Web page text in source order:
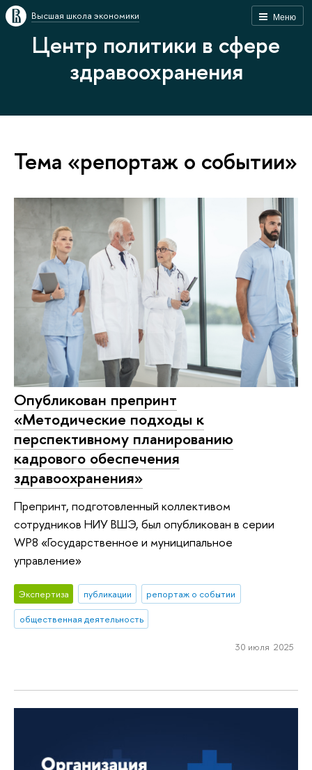
Меню
Высшая школа экономики
Центр политики в сфере
здравоохранения
Тема «репортаж о событии»
Опубликован препринт
«Методические подходы к
перспективному планированию
кадрового обеспечения
здравоохранения»
Препринт, подготовленный коллективом
сотрудников НИУ ВШЭ, был опубликован в серии
WP8 «Государственное и муниципальное
управление»
Экспертиза публикации
репортаж о событии
общественная деятельность
30 июля 2025